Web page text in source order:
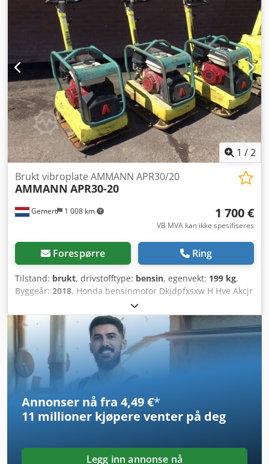
1 /2
Gemert 1 008 km
Brukt vibroplate AMMANN APR30/20
AMMANN APR30-20
1 700 €
VB MVA kan ikke spesifiseres
Forespørre Ring
Tilstand: brukt, drivstofftype: bensin, egenvekt: 199 kg,
Byggeår: 2018, Honda bensinmotor Dkjdpfxsxw H Hve Akcjr
Manuell start. Vekt: 199 kg Slagkraft: 30 kN Platebredde: 50
cm Forover/bakover Pris: 1 700 € ekskl. MVA Flere på lager!
Annonser nå fra 4,49 €*
11 millioner kjøpere venter på deg
Legg inn annonse nå